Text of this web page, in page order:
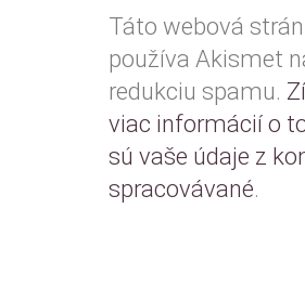
Táto webová
používa Akismet
redukciu spamu.
viac informácií o
sú vaše údaje z
spracovávané.